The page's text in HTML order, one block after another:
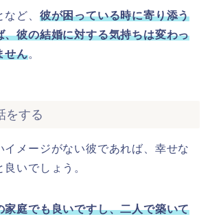
ど、 彼が困っている時に寄り添う
、彼の結婚に対する気持ちは変わっ
せん。
をする
イメージがない彼であれば、幸せな
いでしょう。
家庭でも良いですし、二人で築いて